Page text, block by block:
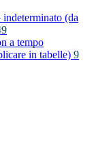
indeterminato (da
a tempo
in tabelle) 9